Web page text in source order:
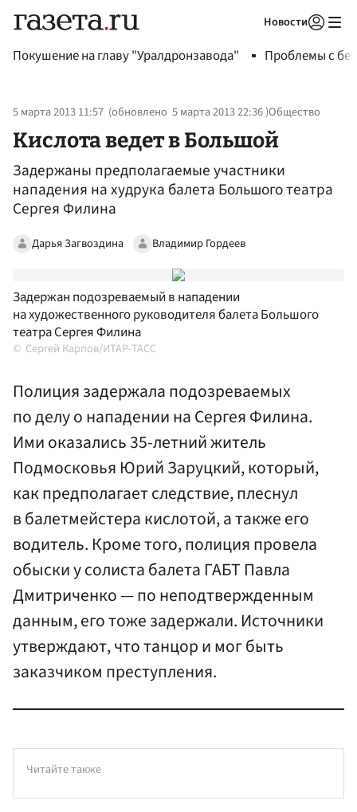
Новости
Покушение на главу "Уралдронзавода" Проблемы с
5 марта 2013 11:57 (обновлено 5 марта 2013 22:36)Общество
Кислота ведет в Большой
Задержаны предполагаемые участники
нападения на худрука балета Большого театра
Сергея Филина
Дарья Загвоздина Владимир Гордеев
Задержан подозреваемый в нападении
на художественного руководителя балета Большого
театра Сергея Филина
Сергей Карпов/ИТАР-ТАСС
Полиция задержала подозреваемых
по делу о нападении на Сергея Филина.
Ими оказались 35-летний житель
Подмосковья Юрий Заруцкий, который,
как предполагает следствие, плеснул
в балетмейстера кислотой, а также его
водитель. Кроме того, полиция провела
обыски у солиста балета ГАБТ Павла
Дмитриченко — по неподтвержденным
данным, его тоже задержали. Источники
утверждают, что танцор и мог быть
заказчиком преступления.
Читайте также